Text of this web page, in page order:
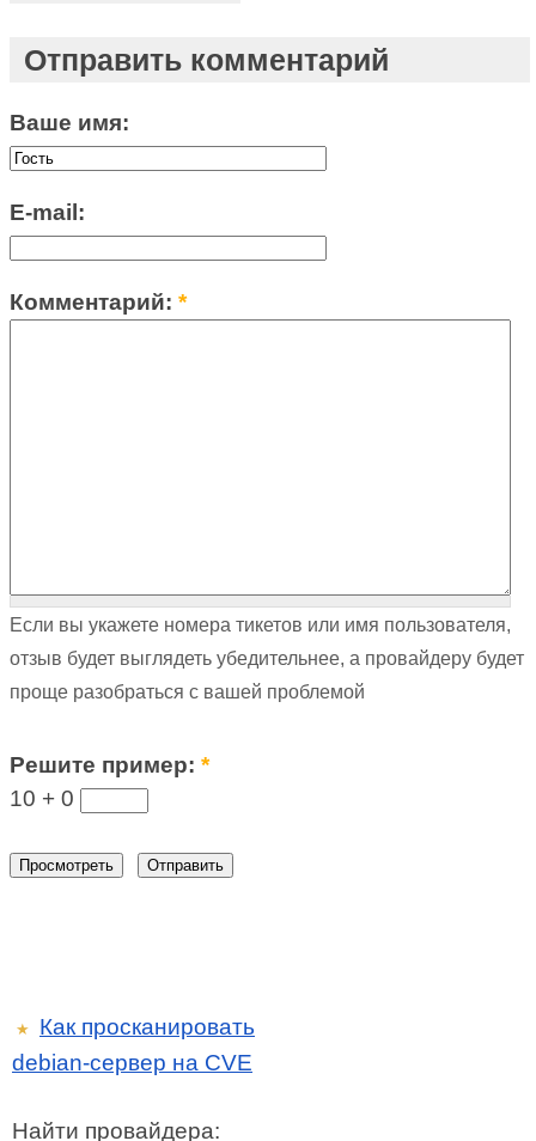
Отправить комментарий
Ваше имя:
E-mail:
Комментарий:*
Если вы укажете номера тикетов или имя пользователя,
отзыв будет выглядеть убедительнее, а провайдеру будет
проще разобраться с вашей проблемой
Решите пример:*
10 + 0
★
Как просканировать
debian-сервер на CVE
Найти провайдера: